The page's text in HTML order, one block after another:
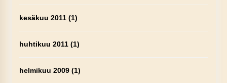
kesäkuu 2011(1)
huhtikuu 2011(1)
helmikuu 2009(1)